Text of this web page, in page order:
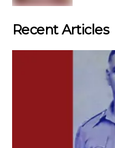
Recent Articles